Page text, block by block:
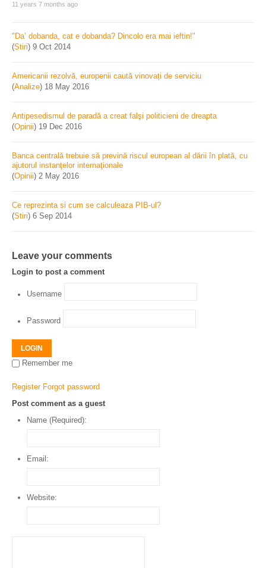
11 years 7 months ago
"Da’ dobanda, cat e dobanda? Dincolo era mai ieftin!"
(Stiri) 9 Oct 2014
Americanii rezolvă, europenii caută vinovați de serviciu
(Analize) 18 May 2016
Antipesedismul de paradă a creat falşi politicieni de dreapta
(Opinii) 19 Dec 2016
Banca centrală trebuie să prevină riscul european al dării în plată, cu
ajutorul instanţelor internaţionale
(Opinii) 2 May 2016
Ce reprezinta si cum se calculeaza PIB-ul?
(Stiri) 6 Sep 2014
Leave your comments
Login to post a comment
Username
Password
LOGIN
Remember me
Register Forgot password
Post comment as a guest
Name (Required):
Email:
Website: